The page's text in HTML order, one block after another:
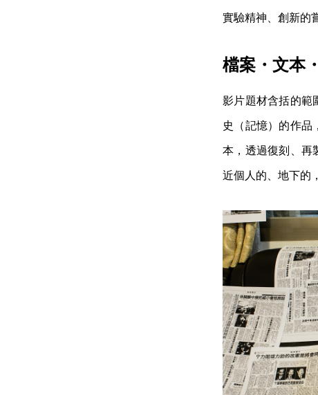
實驗精神、創新的
檔案・文本
影片題材含括的範
史（記憶）的作品
本，透過復刻、再
近個人的、地下的